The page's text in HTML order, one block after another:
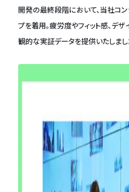
開発の最終段階において、当社コ
プを着用。疲労度やフィット感、デ
観的な実証データを提供いたしまし